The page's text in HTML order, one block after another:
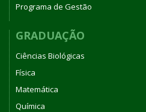
Programa de Gestão
GRADUAÇÃO
Ciências Biológicas
Física
Matemática
Química